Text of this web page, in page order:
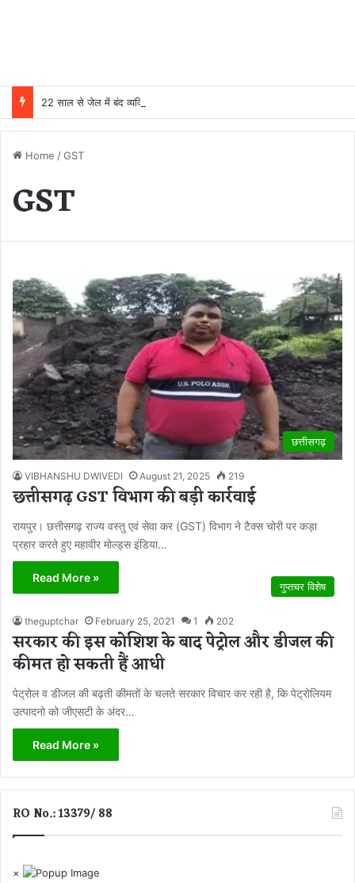
Home /GST
GST
छत्तीसगढ़
VIBHANSHU DWIVEDI August 21, 2025 219
छत्तीसगढ़ GST विभाग की बड़ी कार्रवाई
रायपुर। छत्तीसगढ़ राज्य वस्तु एवं सेवा कर (GST) विभाग ने टैक्स चोरी पर कड़ा
प्रहार करते हुए महावीर मोल्ड्स इंडिया…
Read More »
गुप्तचर विशेष
theguptchar February 25, 2021 1 202
सरकार की इस कोशिश के बाद पेट्रोल और डीजल की
कीमत हो सकती हैं आधी
पेट्रोल व डीजल की बढ़ती कीमतों के चलते सरकार विचार कर रही है, कि पेट्रोलियम
उत्पादनो को जीएसटी के अंदर…
Read More »
RO No.: 13379/ 88
×